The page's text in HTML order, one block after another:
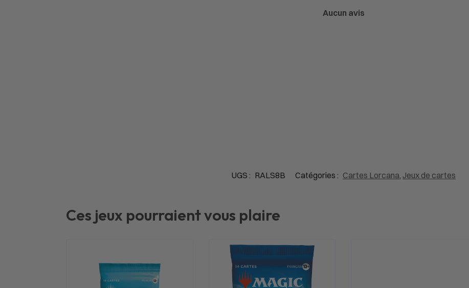
Aucun avis
UGS : RALS8B Catégories : Cartes Lorcana, Jeux de cartes
Ces jeux pourraient vous plaire